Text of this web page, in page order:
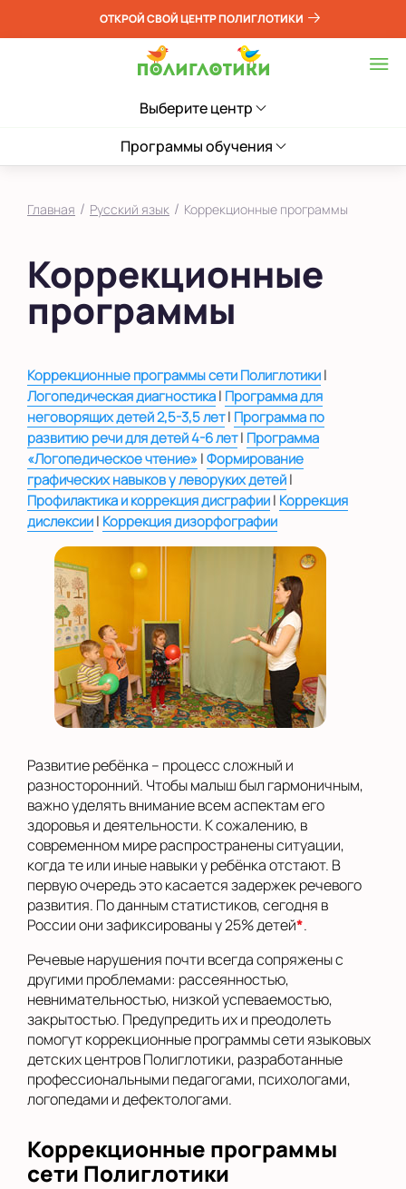
ОТКРОЙ СВОЙ ЦЕНТР ПОЛИГЛОТИКИ
Выберите центр
Программы обучения
Главная / Русский язык / Коррекционные программы
Коррекционные
программы
Коррекционные программы сети Полиглотики|
Логопедическая диагностика| Программа для
неговорящих детей 2,5-3,5 лет| Программа по
развитию речи для детей 4-6 лет| Программа
«Логопедическое чтение»|Формирование
графических навыков у леворуких детей|
Профилактика и коррекция дисграфии| Коррекция
дислексии| Коррекция дизорфографии
Развитие ребёнка – процесс сложный и
разносторонний. Чтобы малыш был гармоничным,
важно уделять внимание всем аспектам его
здоровья и деятельности. К сожалению, в
современном мире распространены ситуации,
когда те или иные навыки у ребёнка отстают. В
первую очередь это касается задержек речевого
развития. По данным статистиков, сегодня в
России они зафиксированы у 25% детей*.
Речевые нарушения почти всегда сопряжены с
другими проблемами: рассеянностью,
невнимательностью, низкой успеваемостью,
закрытостью. Предупредить их и преодолеть
помогут коррекционные программы сети языковых
детских центров Полиглотики, разработанные
профессиональными педагогами, психологами,
логопедами и дефектологами.
Коррекционные программы
сети Полиглотики